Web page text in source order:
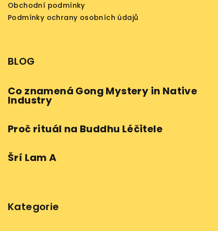
Obchodní podmínky
Podmínky ochrany osobních údajů
BLOG
Co znamená Gong Mystery in Native
Industry
Proč rituál na Buddhu Léčitele
Šrí Lam A
Kategorie